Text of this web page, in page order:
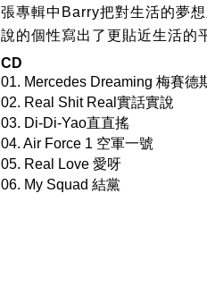
張專輯中Barry把對生活的夢
說的個性寫出了更貼近生活的
CD
01. Mercedes Dreaming 梅賽德
02. Real Shit Real實話實說
03. Di-Di-Yao直直搖
04. Air Force 1 空軍一號
05. Real Love 愛呀
06. My Squad 結黨